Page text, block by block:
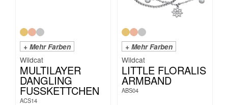
+ Mehr Farben
Wildcat
MULTILAYER
DANGLING
FUSSKETTCHEN
ACS14
+ Mehr Farben
Wildcat
LITTLE FLORALIS
ARMBAND
ABS04